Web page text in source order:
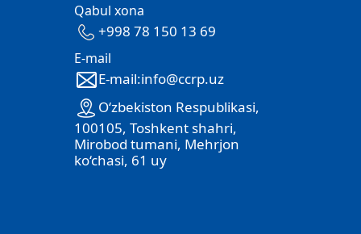
Qabul xona
+998 78 150 13 69
E-mail
E-mail:info@ccrp.uz
O‘zbekiston Respublikasi,
100105, Toshkent shahri,
Mirobod tumani, Mehrjon
ko‘chasi, 61 uy